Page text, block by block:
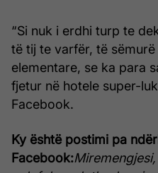
“Si nuk i erdhi turp te
të tij te varfër, të
elementare, se ka para
fjetur në hotele super-
Facebook.
Ky është postimi pa
Facebook: